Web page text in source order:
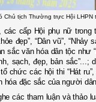
Chủ tịch Thường trực Hội
các cấp Hội phụ nữ
đẹp”, “Dân vũ”,
sắc văn hóa dân tộc như
sạch, đẹp, bản sắc”...;
chức các hội thi “Hát
hóa đặc sắc của người
các tham luận và thảo